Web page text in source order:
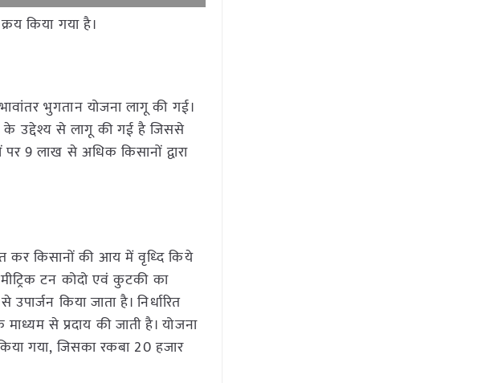
किया गया है।
भुगतान योजना लागू की गई।
के उद्देश्य से लागू की गई है जिससे
9 लाख से अधिक किसानों द्वारा
कर किसानों की आय में वृध्दि किये
टन कोदो एवं कुटकी का
किया जाता है। निर्धारित
से प्रदाय की जाती है। योजना
गया, जिसका रकबा 20 हजार